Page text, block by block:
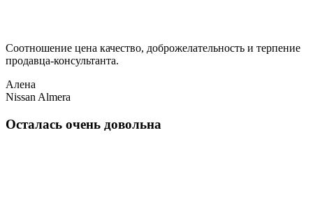
Соотношение цена качество, доброжелательность и терпение
продавца-консультанта.
Алена
Nissan Almera
Осталась очень довольна